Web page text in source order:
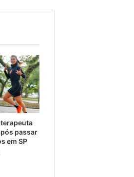
passar
em SP